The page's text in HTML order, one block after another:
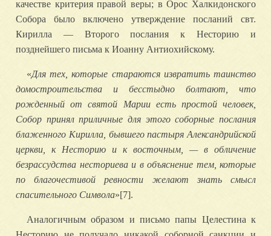
качестве критерия правой веры; в Орос Халкидонского
Собора было включено утверждение посланий свт.
Кирилла — Второго послания к Несторию и
позднейшего письма к Иоанну Антиохийскому.
«Для тех, которые стараются извратить таинство
домостроительства и бесстыдно болтают, что
рожденный от святой Марии есть простой человек,
Собор принял приличные для этого соборные послания
блаженного Кирилла, бывшего пастыря Александрийской
церкви, к Несторию и к восточным, — в обличение
безрассудства несториева и в объяснение тем, которые
по благочестивой ревности желают знать смысл
спасительного Символа»[7].
Аналогичным образом и письмо папы Целестина к